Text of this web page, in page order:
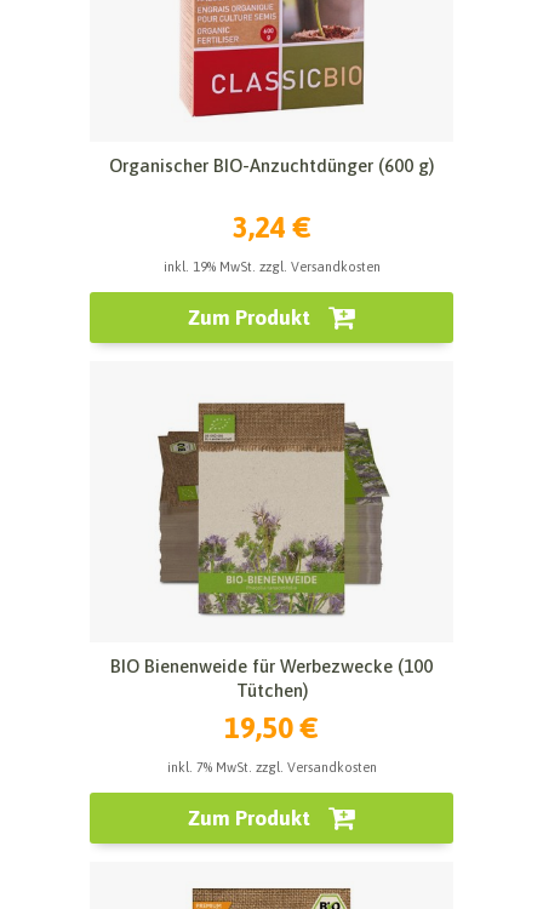
Organischer BIO-Anzuchtdünger (600 g)
3,24 €
inkl. 19% MwSt. zzgl. Versandkosten
Zum Produkt
BIO Bienenweide für Werbezwecke (100
Tütchen)
19,50 €
inkl. 7% MwSt. zzgl. Versandkosten
Zum Produkt